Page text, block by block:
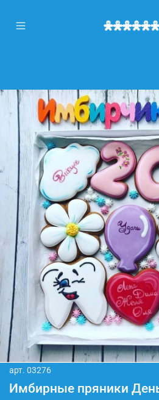
арт. 03276
Имбирные пряники